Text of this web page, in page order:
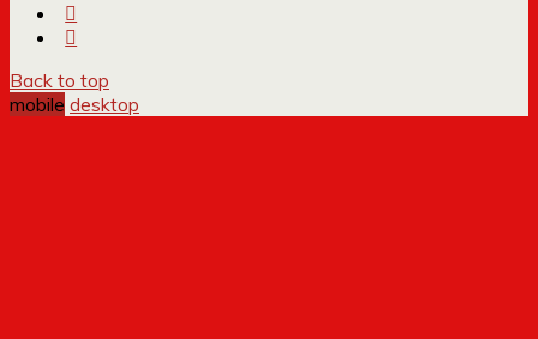
Back to top
mobile desktop